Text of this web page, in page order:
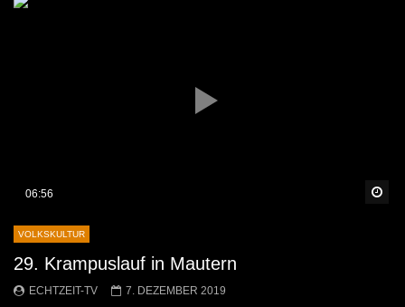
06:56
VOLKSKULTUR
29. Krampuslauf in Mautern
ECHTZEIT-TV 7. DEZEMBER 2019